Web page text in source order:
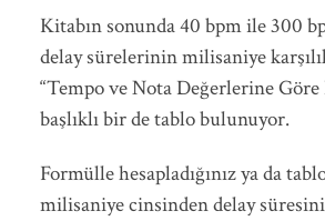
Kitabın sonunda 40 bpm ile 300
delay sürelerinin milisaniye
“Tempo ve Nota Değerlerine
başlıklı bir de tablo bulunuyor.
Formülle hesapladığınız ya da
milisaniye cinsinden delay